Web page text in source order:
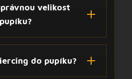
velikost
do pupíku?